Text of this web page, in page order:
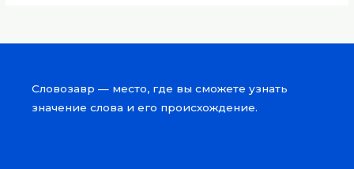
Словозавр — место, где вы сможете узнать
значение слова и его происхождение.